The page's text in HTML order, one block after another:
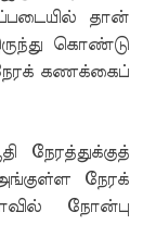
தான்
கொண்டு
கணக்கைப்
நேரத்துக்குத்
நேரக்
நோன்பு